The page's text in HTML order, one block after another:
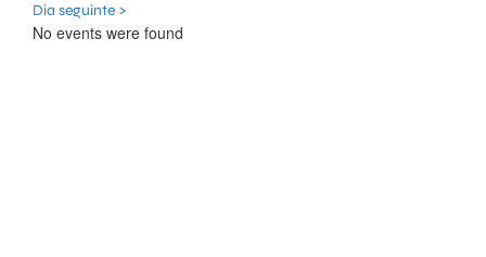
Dia seguinte >
No events were found